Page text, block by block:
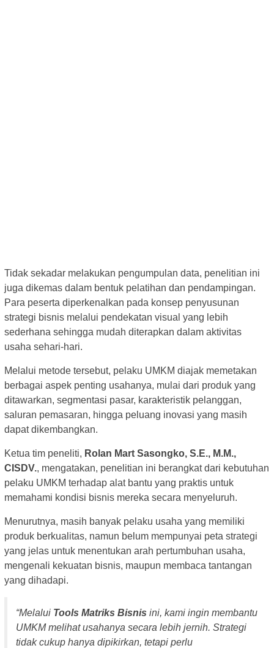
Tidak sekadar melakukan pengumpulan data, penelitian ini
juga dikemas dalam bentuk pelatihan dan pendampingan.
Para peserta diperkenalkan pada konsep penyusunan
strategi bisnis melalui pendekatan visual yang lebih
sederhana sehingga mudah diterapkan dalam aktivitas
usaha sehari-hari.
Melalui metode tersebut, pelaku UMKM diajak memetakan
berbagai aspek penting usahanya, mulai dari produk yang
ditawarkan, segmentasi pasar, karakteristik pelanggan,
saluran pemasaran, hingga peluang inovasi yang masih
dapat dikembangkan.
Ketua tim peneliti, Rolan Mart Sasongko, S.E., M.M.,
CISDV., mengatakan, penelitian ini berangkat dari kebutuhan
pelaku UMKM terhadap alat bantu yang praktis untuk
memahami kondisi bisnis mereka secara menyeluruh.
Menurutnya, masih banyak pelaku usaha yang memiliki
produk berkualitas, namun belum mempunyai peta strategi
yang jelas untuk menentukan arah pertumbuhan usaha,
mengenali kekuatan bisnis, maupun membaca tantangan
yang dihadapi.
“Melalui Tools Matriks Bisnis ini, kami ingin membantu
UMKM melihat usahanya secara lebih jernih. Strategi
tidak cukup hanya dipikirkan, tetapi perlu